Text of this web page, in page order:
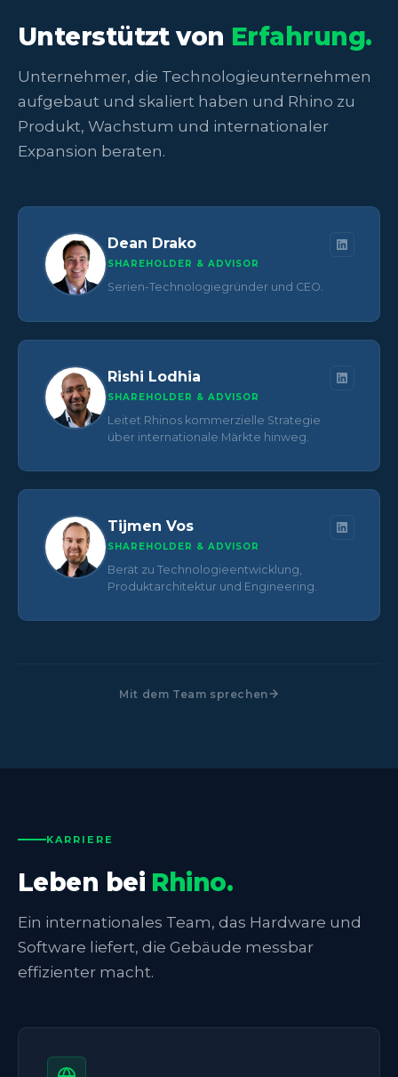
Unterstützt von Erfahrung.
Unternehmer, die Technologieunternehmen
aufgebaut und skaliert haben und Rhino zu
Produkt, Wachstum und internationaler
Expansion beraten.
Dean Drako
SHAREHOLDER & ADVISOR
Serien-Technologiegründer und CEO.
Rishi Lodhia
SHAREHOLDER & ADVISOR
Leitet Rhinos kommerzielle Strategie
über internationale Märkte hinweg.
Tijmen Vos
SHAREHOLDER & ADVISOR
Berät zu Technologieentwicklung,
Produktarchitektur und Engineering.
Mit dem Team sprechen
KARRIERE
Leben bei Rhino.
Ein internationales Team, das Hardware und
Software liefert, die Gebäude messbar
effizienter macht.